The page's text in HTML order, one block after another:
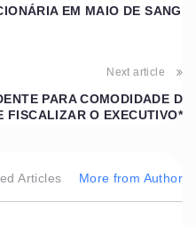
EM MAIO DE SANG
Next article
PARA COMODIDADE D
FISCALIZAR O EXECUTIVO*
Articles More from Author